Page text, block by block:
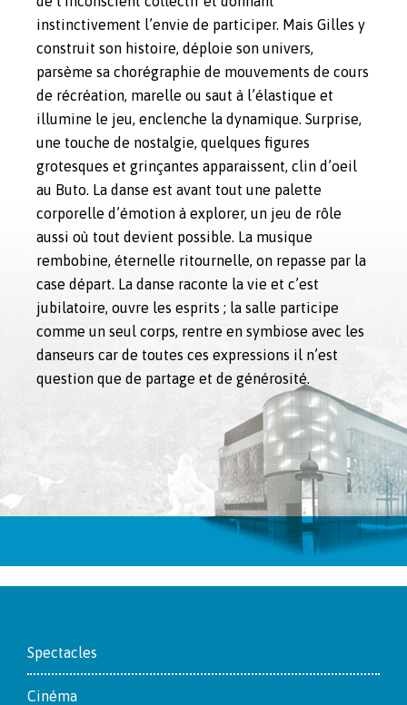
instinctivement l’envie de participer. Mais Gilles y
construit son histoire, déploie son univers,
parsème sa chorégraphie de mouvements de cours
de récréation, marelle ou saut à l’élastique et
illumine le jeu, enclenche la dynamique. Surprise,
une touche de nostalgie, quelques figures
grotesques et grinçantes apparaissent, clin d’oeil
au Buto. La danse est avant tout une palette
corporelle d’émotion à explorer, un jeu de rôle
aussi où tout devient possible. La musique
rembobine, éternelle ritournelle, on repasse par la
case départ. La danse raconte la vie et c’est
jubilatoire, ouvre les esprits ; la salle participe
comme un seul corps, rentre en symbiose avec les
danseurs car de toutes ces expressions il n’est
question que de partage et de générosité.
Footer
Spectacles
Cinéma